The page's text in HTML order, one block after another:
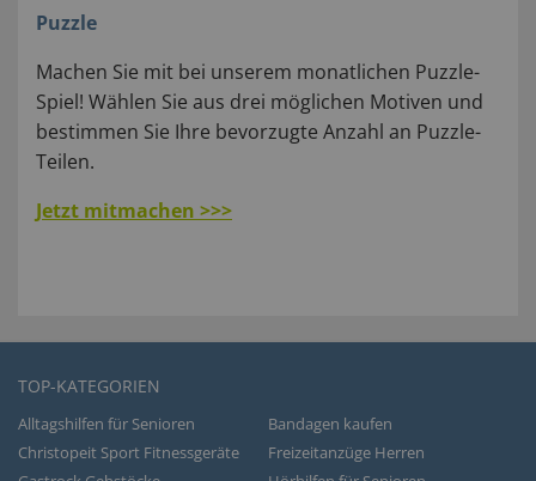
Puzzle
Machen Sie mit bei unserem monatlichen Puzzle-
Spiel! Wählen Sie aus drei möglichen Motiven und
bestimmen Sie Ihre bevorzugte Anzahl an Puzzle-
Teilen.
Jetzt mitmachen >>>
TOP-KATEGORIEN
Alltagshilfen für Senioren
Bandagen kaufen
Christopeit Sport Fitnessgeräte
Freizeitanzüge Herren